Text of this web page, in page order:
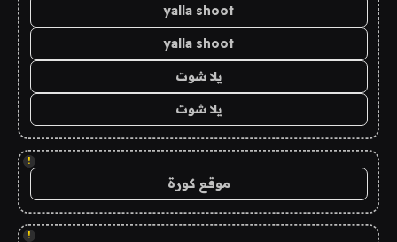
yalla shoot
yalla shoot
يلا شوت
يلا شوت
!
موقع كورة
!